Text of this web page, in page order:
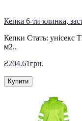
Кепка 6-ти клинка,
Кепки Стать: унісекс
м2..
₴204.61грн.
Купити